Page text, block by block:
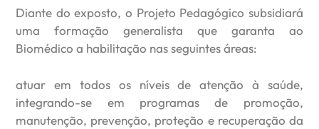
Diante do exposto, o Projeto Pedagógico subsidiará
uma formação generalista que garanta ao
Biomédico a habilitação nas seguintes áreas:
atuar em todos os níveis de atenção à saúde,
integrando-se em programas de promoção,
manutenção, prevenção, proteção e recuperação da